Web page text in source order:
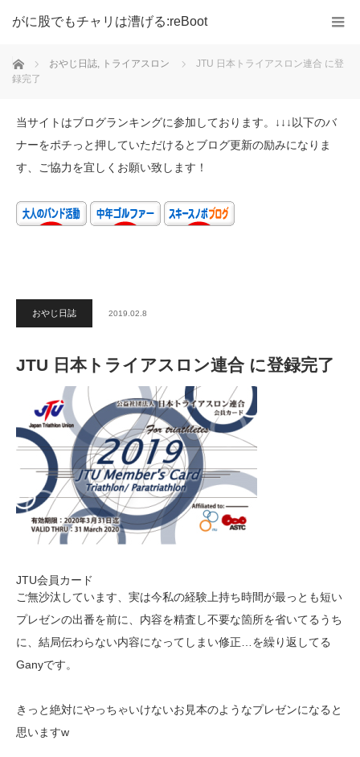
がに股でもチャリは漕げる:reBoot
ホーム おやじ日誌, トライアスロン
JTU 日本トライアスロン連合 に登
録完了
当サイトはブログランキングに参加しております。↓↓↓以下のバ
ナーをポチっと押していただけるとブログ更新の励みになりま
す、ご協力を宜しくお願い致します！
おやじ日誌 2019.02.8
JTU 日本トライアスロン連合 に登録完了
JTU会員カード
ご無沙汰しています、実は今私の経験上持ち時間が最っとも短い
プレゼンの出番を前に、内容を精査し不要な箇所を省いてるうち
に、結局伝わらない内容になってしまい修正…を繰り返してる
Ganyです。
きっと絶対にやっちゃいけないお見本のようなプレゼンになると
思いますw